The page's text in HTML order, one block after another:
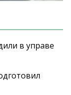
в управе